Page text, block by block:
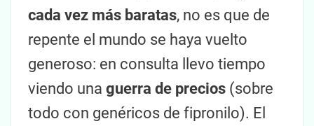
cada vez más baratas, no es que de
repente el mundo se haya vuelto
generoso: en consulta llevo tiempo
viendo una guerra de precios (sobre
todo con genéricos de fipronilo). El